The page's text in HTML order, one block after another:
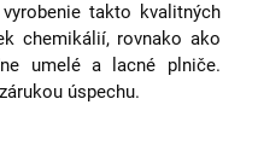
takto kvalitných
chemikálií, rovnako ako
umelé a lacné plniče.
úspechu.